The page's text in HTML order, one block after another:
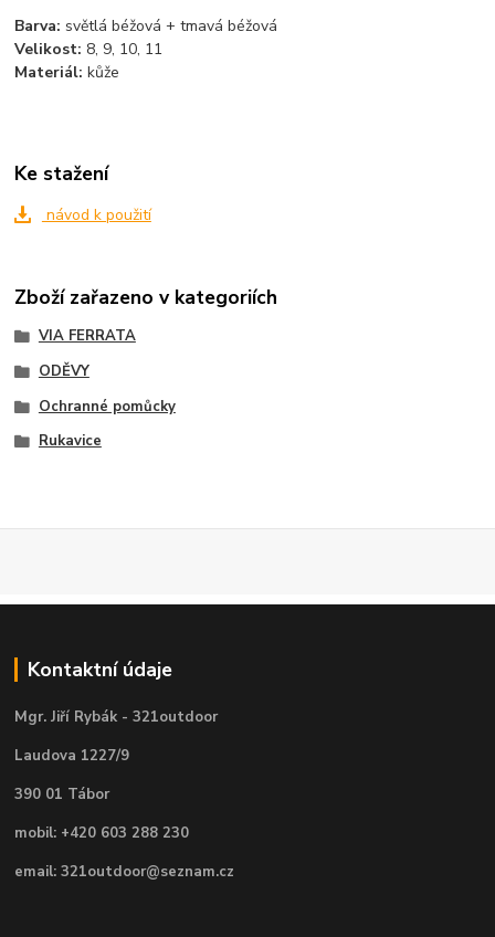
Barva: světlá béžová + tmavá béžová
Velikost: 8, 9, 10, 11
Materiál: kůže
Ke stažení
návod k použití
Zboží zařazeno v kategoriích
VIA FERRATA
ODĚVY
Ochranné pomůcky
Rukavice
Kontaktní údaje
Mgr. Jiří Rybák - 321outdoor
Laudova 1227/9
390 01 Tábor
mobil: +420 603 288 230
email: 321outdoor@seznam.cz